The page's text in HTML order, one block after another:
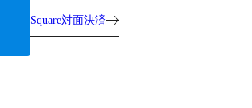
Square対面決済